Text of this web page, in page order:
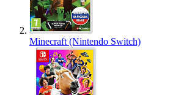
Minecraft (Nintendo Switch)